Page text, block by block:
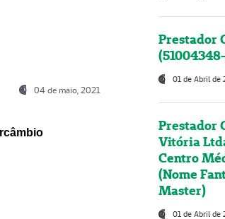
04 de maio, 2021
Prestador
01 de Abril de
Prestador
Vitória
Centro
(Nome
Master)
01 de Abril de